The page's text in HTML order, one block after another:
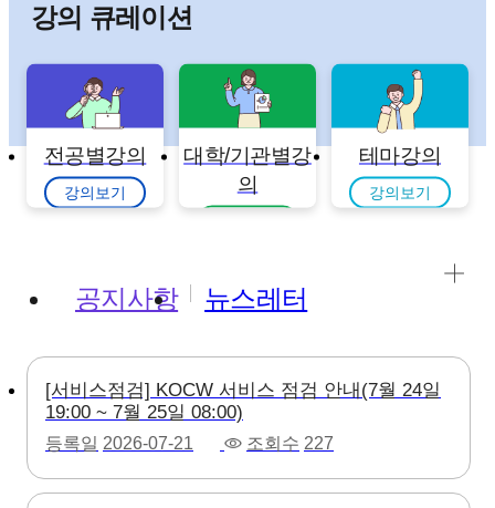
강의 큐레이션
전공별강의
강의보기
대학/기관별강
의
테마강의
강의보기
공지사항 뉴스레터
[서비스점검] KOCW 서비스 점검 안내(7월 24일
19:00 ~ 7월 25일 08:00)
등록일 2026-07-21 조회수 227